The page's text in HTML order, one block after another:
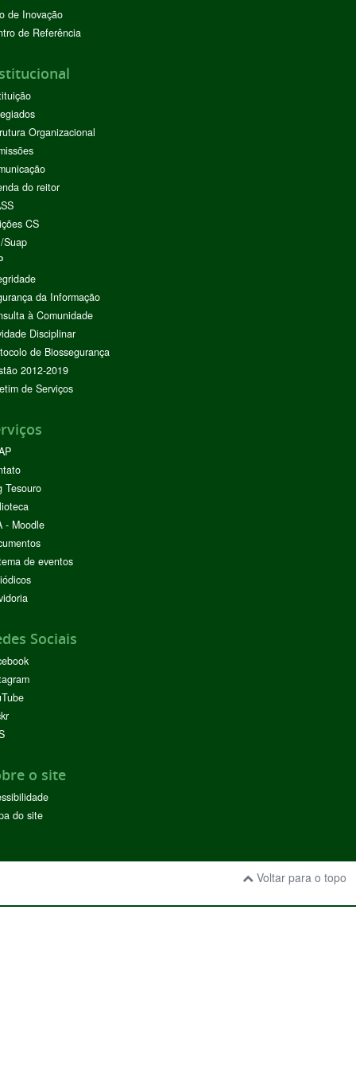
de Inovação
de Referência
Organizacional
do reitor
CS
Suap
da Informação
à Comunidade
Disciplinar
de Biossegurança
2012-2019
de Serviços
Tesouro
- Moodle
de eventos
Sociais
o site
do site
Voltar para o topo